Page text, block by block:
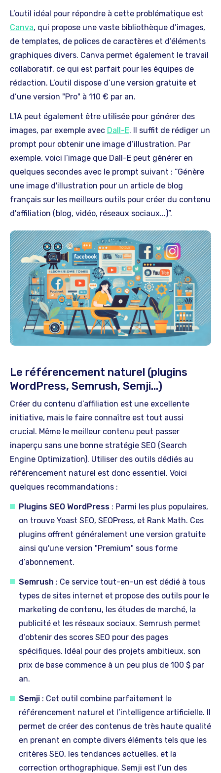
L’outil idéal pour répondre à cette problématique est
Canva, qui propose une vaste bibliothèque d’images,
de templates, de polices de caractères et d’éléments
graphiques divers. Canva permet également le travail
collaboratif, ce qui est parfait pour les équipes de
rédaction. L’outil dispose d’une version gratuite et
d’une version "Pro" à 110 € par an.
L'IA peut également être utilisée pour générer des
images, par exemple avec Dall-E. Il suffit de rédiger un
prompt pour obtenir une image d’illustration. Par
exemple, voici l’image que Dall-E peut générer en
quelques secondes avec le prompt suivant : “Génère
une image d'illustration pour un article de blog
français sur les meilleurs outils pour créer du contenu
d'affiliation (blog, vidéo, réseaux sociaux...)”.
Le référencement naturel (plugins
WordPress, Semrush, Semji…)
Créer du contenu d’affiliation est une excellente
initiative, mais le faire connaître est tout aussi
crucial. Même le meilleur contenu peut passer
inaperçu sans une bonne stratégie SEO (Search
Engine Optimization). Utiliser des outils dédiés au
référencement naturel est donc essentiel. Voici
quelques recommandations :
Plugins SEO WordPress : Parmi les plus populaires,
on trouve Yoast SEO, SEOPress, et Rank Math. Ces
plugins offrent généralement une version gratuite
ainsi qu'une version "Premium" sous forme
d’abonnement.
Semrush : Ce service tout-en-un est dédié à tous
types de sites internet et propose des outils pour le
marketing de contenu, les études de marché, la
publicité et les réseaux sociaux. Semrush permet
d’obtenir des scores SEO pour des pages
spécifiques. Idéal pour des projets ambitieux, son
prix de base commence à un peu plus de 100 $ par
an.
Semji : Cet outil combine parfaitement le
référencement naturel et l’intelligence artificielle. Il
permet de créer des contenus de très haute qualité
en prenant en compte divers éléments tels que les
critères SEO, les tendances actuelles, et la
correction orthographique. Semji est l’un des